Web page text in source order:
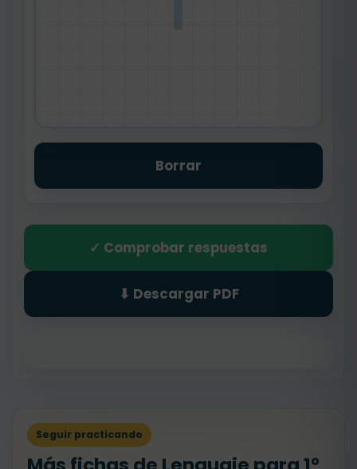
Borrar
✓ Comprobar respuestas
⬇ Descargar PDF
Seguir practicando